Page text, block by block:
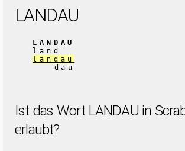
LANDAU
LANDAU
land
landau
dau
Ist das Wort LANDAU in
erlaubt?